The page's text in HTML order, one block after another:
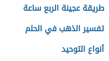
طريقة عجينة الربع ساعة
تفسير الذهب في الحلم
أنواع التوحيد